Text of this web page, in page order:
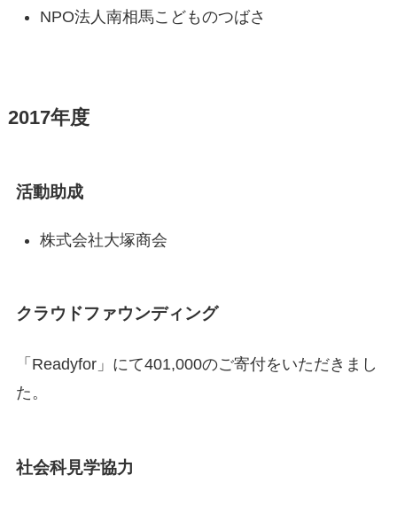
NPO法人南相馬こどものつばさ
2017年度
活動助成
株式会社大塚商会
クラウドファウンディング
「Readyfor」にて401,000のご寄付をいただきまし
た。
社会科見学協力